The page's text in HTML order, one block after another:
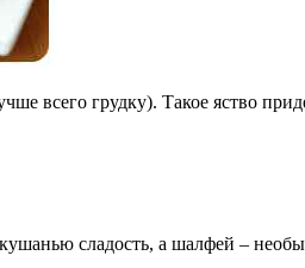
всего грудку). Такое яство
сладость, а шалфей –